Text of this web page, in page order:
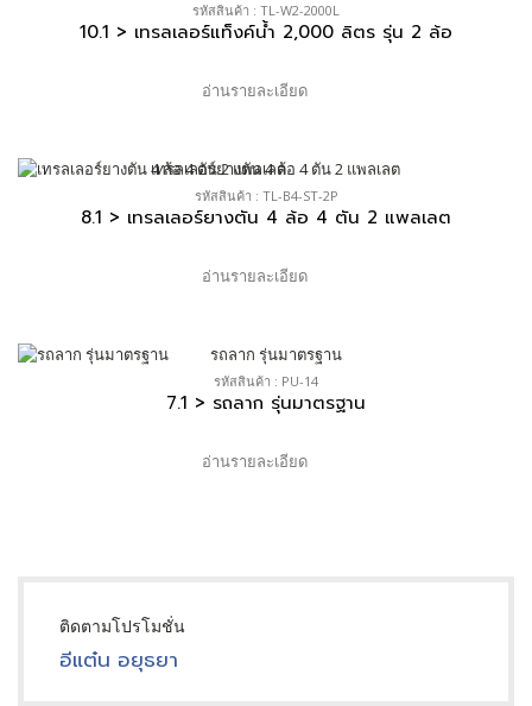
รหัสสินค้า : TL-W2-2000L
10.1 > เทรลเลอร์แท็งค์น้ำ 2,000 ลิตร รุ่น 2 ล้อ
อ่านรายละเอียด
รหัสสินค้า : TL-B4-ST-2P
8.1 > เทรลเลอร์ยางตัน 4 ล้อ 4 ตัน 2 แพลเลต
อ่านรายละเอียด
รหัสสินค้า : PU-14
7.1 > รถลาก รุ่นมาตรฐาน
อ่านรายละเอียด
ติดตามโปรโมชั่น
อีแต๋น อยุธยา